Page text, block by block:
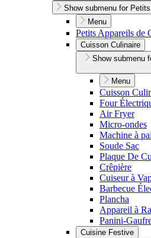
Show submenu for
Menu
Petits Appareils de
Cuisson Culinaire
Show submenu
Menu
Cuisson
Four
Air Fryer
Micro-ondes
Machine à
Soude Sac
Plaque De
Crêpière
Cuiseur à
Barbecue
Plancha
Appareil à
Panini-
Cuisine Festive